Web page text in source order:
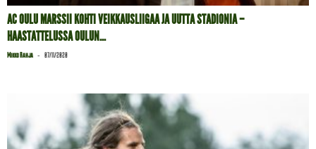
AC OULU MARSSII KOHTI VEIKKAUSLIIGAA JA UUTTA STADIONIA –
HAASTATTELUSSA OULUN...
Mikko Rahja - 07/11/2020